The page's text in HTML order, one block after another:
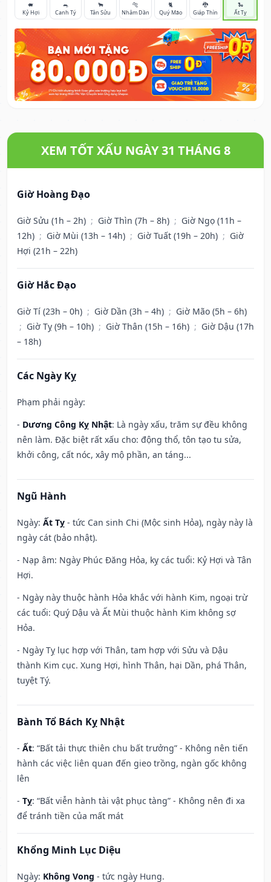
🐖
Kỷ Hợi
🐀
Canh Tý
🐂
Tân Sửu
🐅
Nhâm Dần
🐈
Quý Mão
🐉
Giáp Thìn
🐍
Ất Tỵ
XEM TỐT XẤU NGÀY 31 THÁNG 8
Giờ Hoàng Đạo
Giờ Sửu (1h – 2h) ; Giờ Thìn (7h – 8h) ; Giờ Ngọ (11h –
12h) ; Giờ Mùi (13h – 14h) ; Giờ Tuất (19h – 20h) ; Giờ
Hợi (21h – 22h)
Giờ Hắc Đạo
Giờ Tí (23h – 0h) ; Giờ Dần (3h – 4h) ; Giờ Mão (5h – 6h)
; Giờ Tỵ (9h – 10h) ; Giờ Thân (15h – 16h) ; Giờ Dậu (17h
– 18h)
Các Ngày Kỵ
Phạm phải ngày:
- Dương Công Kỵ Nhật: Là ngày xấu, trăm sự đều không
nên làm. Đặc biệt rất xấu cho: động thổ, tôn tạo tu sửa,
khởi công, cất nóc, xây mộ phần, an táng...
Ngũ Hành
Ngày: Ất Tỵ - tức Can sinh Chi (Mộc sinh Hỏa), ngày này là
ngày cát (bảo nhật).
- Nạp âm: Ngày Phúc Đăng Hỏa, kỵ các tuổi: Kỷ Hợi và Tân
Hợi.
- Ngày này thuộc hành Hỏa khắc với hành Kim, ngoại trừ
các tuổi: Quý Dậu và Ất Mùi thuộc hành Kim không sợ
Hỏa.
- Ngày Tỵ lục hợp với Thân, tam hợp với Sửu và Dậu
thành Kim cục. Xung Hợi, hình Thân, hại Dần, phá Thân,
tuyệt Tý.
Bành Tổ Bách Kỵ Nhật
- Ất: “Bất tải thực thiên chu bất trưởng” - Không nên tiến
hành các việc liên quan đến gieo trồng, ngàn gốc không
lên
- Tỵ: “Bất viễn hành tài vật phục tàng” - Không nên đi xa
để tránh tiền của mất mát
Khổng Minh Lục Diệu
Ngày: Không Vong - tức ngày Hung.